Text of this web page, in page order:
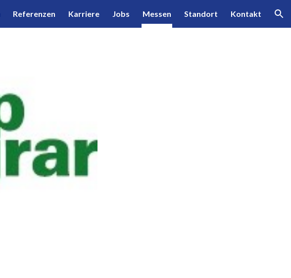
Skip to navigation
Referenzen Karriere Jobs Messen Standort Kontakt